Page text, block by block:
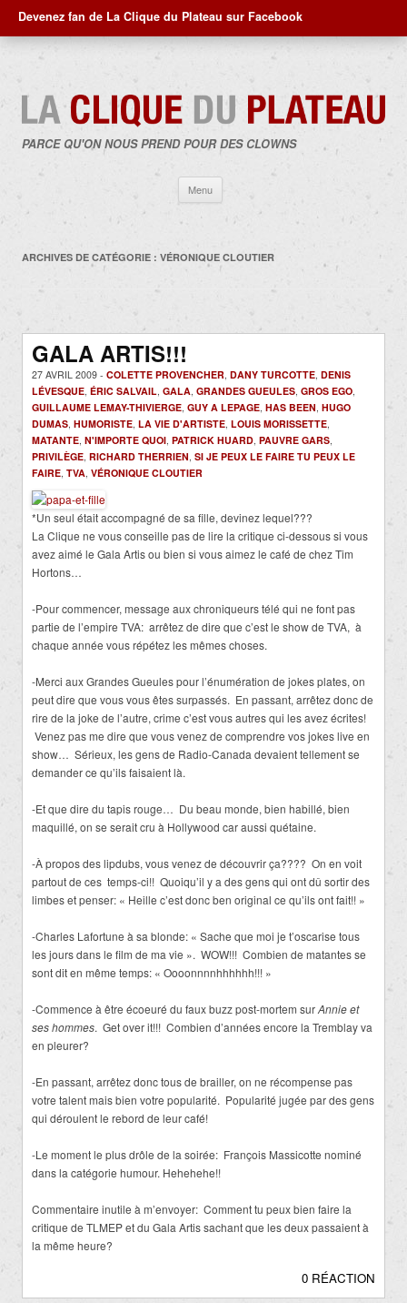
Devenez fan de La Clique du Plateau sur Facebook
PARCE QU'ON NOUS PREND POUR DES CLOWNS
Menu
contenu
ARCHIVES DE CATÉGORIE : VÉRONIQUE CLOUTIER
GALA ARTIS!!!
27 AVRIL 2009 - COLETTE PROVENCHER, DANY TURCOTTE, DENIS
LÉVESQUE, ÉRIC SALVAIL, GALA, GRANDES GUEULES, GROS EGO,
GUILLAUME LEMAY-THIVIERGE, GUY A LEPAGE, HAS BEEN, HUGO
DUMAS, HUMORISTE, LA VIE D'ARTISTE, LOUIS MORISSETTE,
MATANTE, N'IMPORTE QUOI, PATRICK HUARD, PAUVRE GARS,
PRIVILÈGE, RICHARD THERRIEN, SI JE PEUX LE FAIRE TU PEUX LE
FAIRE, TVA, VÉRONIQUE CLOUTIER
*Un seul était accompagné de sa fille, devinez lequel???
La Clique ne vous conseille pas de lire la critique ci-dessous si vous
avez aimé le Gala Artis ou bien si vous aimez le café de chezTim
Hortons…
-Pour commencer, message aux chroniqueurs télé qui ne font pas
partie de l’empire TVA: arrêtez de dire que c’est le show de TVA, à
chaque année vous répétez les mêmes choses.
-Merci aux Grandes Gueules pour l’énumération de jokes plates, on
peut dire que vous vous êtes surpassés. En passant, arrêtez donc de
rire de la joke de l’autre, crime c’est vous autres qui les avez écrites!
Venez pas me dire que vous venez de comprendre vos jokes live en
show… Sérieux, les gens de Radio-Canada devaient tellement se
demander ce qu’ils faisaient là.
-Et que dire du tapis rouge… Du beau monde, bien habillé, bien
maquillé, on se serait cru à Hollywood car aussi quétaine.
-À propos des lipdubs, vous venez de découvrir ça???? On en voit
partout de ces temps-ci!! Quoiqu’il y a des gens qui ont dû sortir des
limbes et penser: « Heille c’est donc ben original ce qu’ils ont fait!! »
-Charles Lafortune à sa blonde: « Sache que moi je t’oscarise tous
les jours dans le film de ma vie ». WOW!!! Combien de matantes se
sont dit en même temps: « Oooonnnnhhhhhh!!! »
-Commence à être écoeuré du faux buzz post-mortem surAnnie et
ses hommes. Get over it!!! Combien d’années encore la Tremblay va
en pleurer?
-En passant, arrêtez donc tous de brailler, on ne récompense pas
votre talent mais bien votre popularité. Popularité jugée par des gens
qui déroulent le rebord de leur café!
-Le moment le plus drôle de la soirée: François Massicotte nominé
dans la catégorie humour. Hehehehe!!
Commentaire inutile à m’envoyer: Comment tu peux bien faire la
critique de TLMEP et du Gala Artis sachant que les deux passaient à
la même heure?
0 RÉACTION